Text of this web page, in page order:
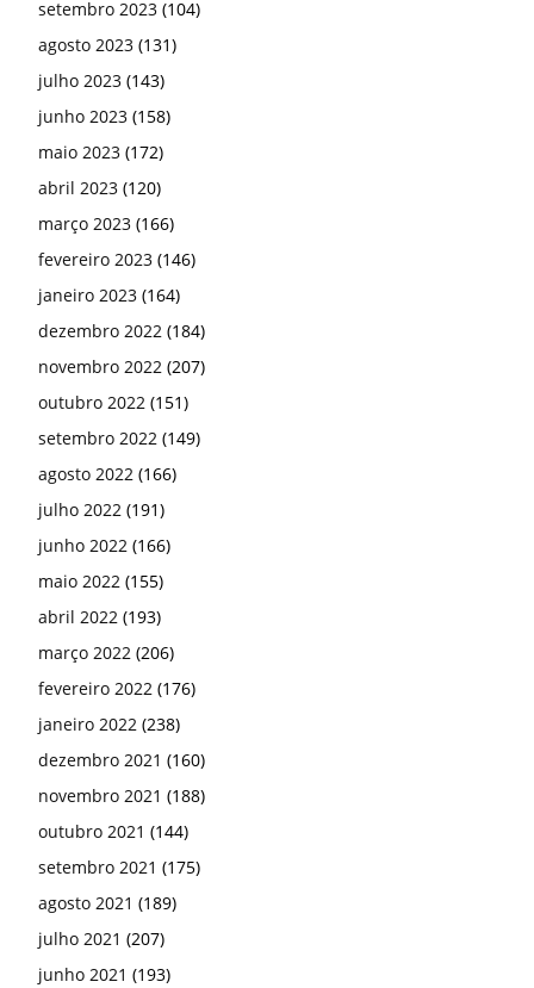
setembro 2023 (104)
agosto 2023 (131)
julho 2023 (143)
junho 2023 (158)
maio 2023 (172)
abril 2023 (120)
março 2023 (166)
fevereiro 2023 (146)
janeiro 2023 (164)
dezembro 2022 (184)
novembro 2022 (207)
outubro 2022 (151)
setembro 2022 (149)
agosto 2022 (166)
julho 2022 (191)
junho 2022 (166)
maio 2022 (155)
abril 2022 (193)
março 2022 (206)
fevereiro 2022 (176)
janeiro 2022 (238)
dezembro 2021 (160)
novembro 2021 (188)
outubro 2021 (144)
setembro 2021 (175)
agosto 2021 (189)
julho 2021 (207)
junho 2021 (193)